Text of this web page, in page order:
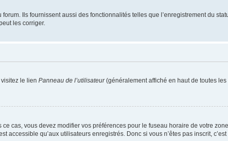
Ils fournissent aussi des fonctionnalités telles que l’enregistrement du
les corriger.
le lien Panneau de l’utilisateur(généralement affiché en haut de toutes
cas, vous devez modifier vos préférences pour le fuseau horaire de votre
qu’aux utilisateurs enregistrés. Donc si vous n’êtes pas inscrit,